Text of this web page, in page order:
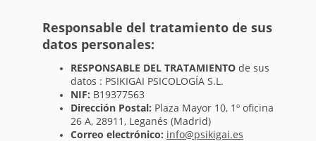
Responsable del tratamiento de sus
datos personales:
RESPONSABLE DEL TRATAMIENTO de sus
datos : PSIKIGAI PSICOLOGÍA S.L.
NIF: B19377563
Dirección Postal: Plaza Mayor 10, 1º oficina
26 A, 28911, Leganés (Madrid)
Correo electrónico: info@psikigai.es